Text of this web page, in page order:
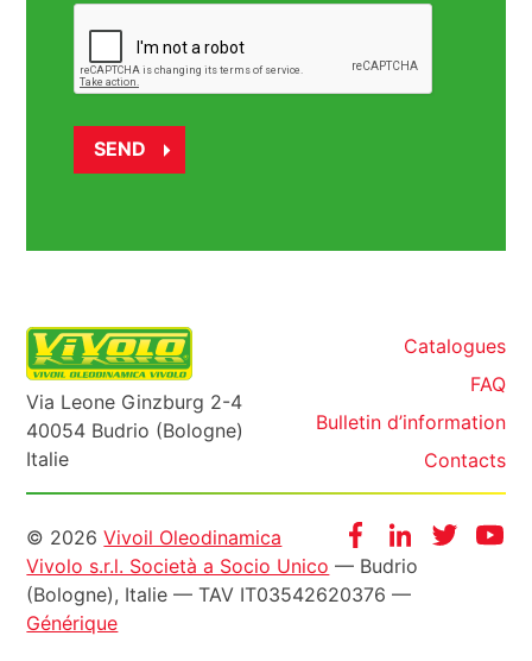
Via Leone Ginzburg 2-4
40054 Budrio (Bologne)
Italie
Catalogues
FAQ
Bulletin d’information
Contacts
FacebookInstagram
Twitter
Informazioni
legali
© 2026Vivoil Oleodinamica
Vivolo s.r.l. Società a Socio Unico — Budrio
(Bologne), Italie — TAV IT03542620376 —
Générique